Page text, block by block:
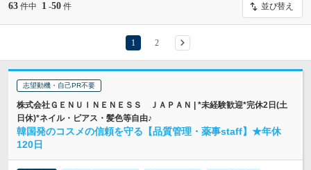
63 件中 1 -50 件 並び替え
1 2
志望動機・自己PR不要
株式会社ＧＥＮＵＩＮＥＮＥＳＳ ＪＡＰＡＮ | *未経験歓迎*完休2日(土
日休)*ネイル・ピアス・髪色等自由♪
韓国発のコスメの信頼を守る【品質管理・薬事staff】★年休
120日